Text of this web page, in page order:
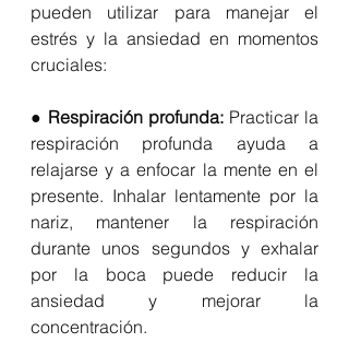
pueden utilizar para manejar el
estrés y la ansiedad en momentos
cruciales:
● Respiración profunda: Practicar la
respiración profunda ayuda a
relajarse y a enfocar la mente en el
presente. Inhalar lentamente por la
nariz, mantener la respiración
durante unos segundos y exhalar
por la boca puede reducir la
ansiedad y mejorar la
concentración.